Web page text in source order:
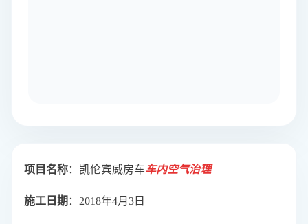
项目名称：凯伦宾威房车车内空气治理
施工日期 ：2018年4月3日